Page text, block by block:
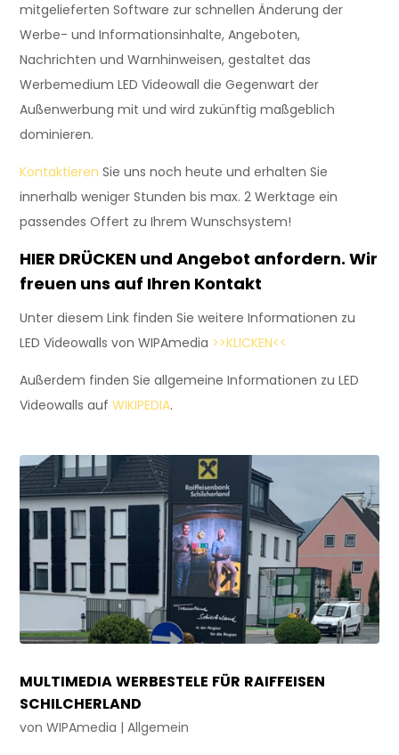
mitgelieferten Software zur schnellen Änderung der
Werbe- und Informationsinhalte, Angeboten,
Nachrichten und Warnhinweisen, gestaltet das
Werbemedium LED Videowall die Gegenwart der
Außenwerbung mit und wird zukünftig maßgeblich
dominieren.
Kontaktieren Sie uns noch heute und erhalten Sie
innerhalb weniger Stunden bis max. 2 Werktage ein
passendes Offert zu Ihrem Wunschsystem!
HIER DRÜCKEN und Angebot anfordern. Wir
freuen uns auf Ihren Kontakt
Unter diesem Link finden Sie weitere Informationen zu
LED Videowalls von WIPAmedia >>KLICKEN<<
Außerdem finden Sie allgemeine Informationen zu LED
Videowalls aufWIKIPEDIA.
MULTIMEDIA WERBESTELE FÜR RAIFFEISEN
SCHILCHERLAND
vonWIPAmedia |Allgemein